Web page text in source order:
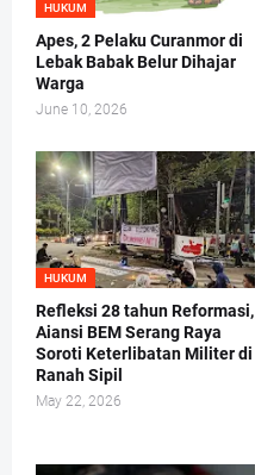
HUKUM
Apes, 2 Pelaku Curanmor di
Lebak Babak Belur Dihajar
Warga
June 10, 2026
HUKUM
Refleksi 28 tahun Reformasi,
Aiansi BEM Serang Raya
Soroti Keterlibatan Militer di
Ranah Sipil
May 22, 2026